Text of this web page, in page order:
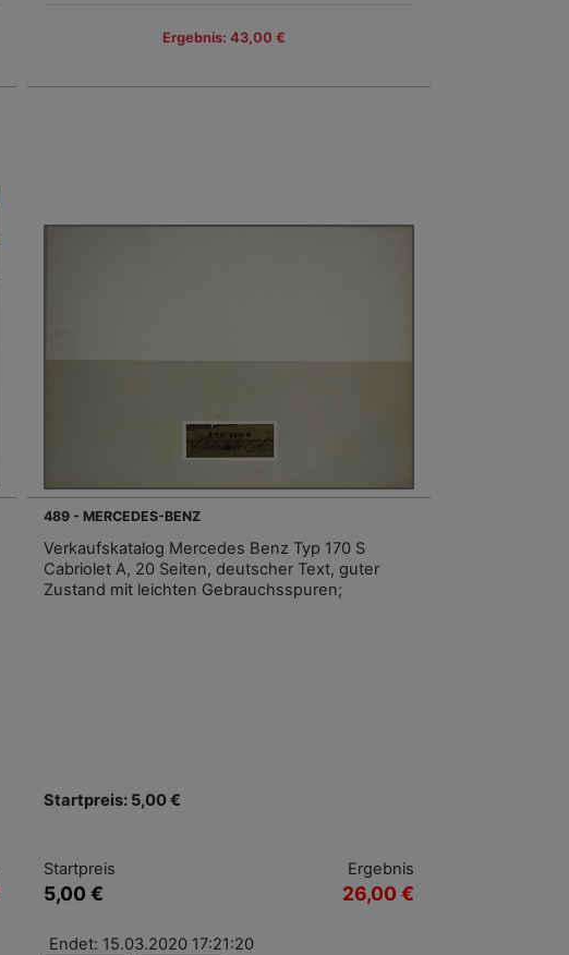
Ergebnis: 43,00 €
489 - MERCEDES-BENZ
Verkaufskatalog Mercedes Benz Typ 170 S
Cabriolet A, 20 Seiten, deutscher Text, guter
Zustand mit leichten Gebrauchsspuren;
Startpreis: 5,00 €
Startpreis
5,00 €
Ergebnis
26,00 €
Endet: 15.03.2020 17:21:20